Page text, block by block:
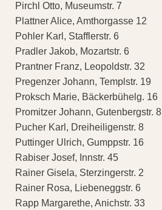
Pirchl Otto, Museumstr. 7
Plattner Alice, Amthorgasse 12
Pohler Karl, Stafflerstr. 6
Pradler Jakob, Mozartstr. 6
Prantner Franz, Leopoldstr. 32
Pregenzer Johann, Templstr. 19
Proksch Marie, Bäckerbühelg. 16
Promitzer Johann, Gutenbergstr. 8
Pucher Karl, Dreiheiligenstr. 8
Puttinger Ulrich, Gumppstr. 16
Rabiser Josef, Innstr. 45
Rainer Gisela, Sterzingerstr. 2
Rainer Rosa, Liebeneggstr. 6
Rapp Margarethe, Anichstr. 33